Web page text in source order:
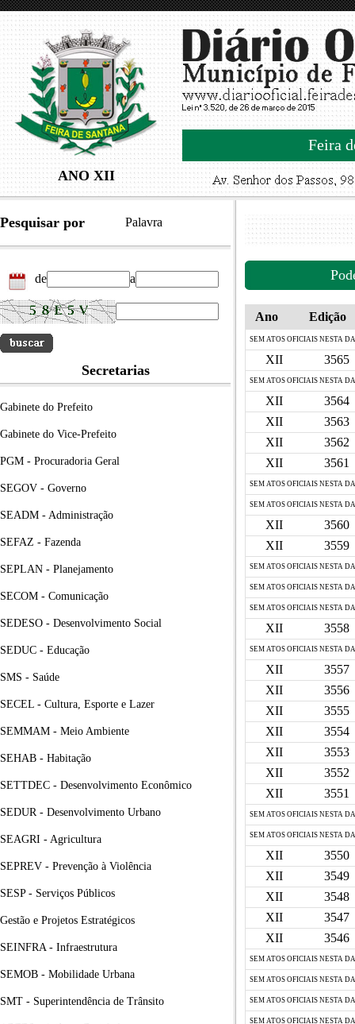
ANO XII
Feira
Pesquisar por Palavra
de a
Secretarias
Gabinete do Prefeito
Gabinete do Vice-Prefeito
PGM - Procuradoria Geral
SEGOV - Governo
SEADM - Administração
SEFAZ - Fazenda
SEPLAN - Planejamento
SECOM - Comunicação
SEDESO - Desenvolvimento Social
SEDUC - Educação
SMS - Saúde
SECEL - Cultura, Esporte e Lazer
SEMMAM - Meio Ambiente
SEHAB - Habitação
SETTDEC - Desenvolvimento Econômico
SEDUR - Desenvolvimento Urbano
SEAGRI - Agricultura
SEPREV - Prevenção à Violência
SESP - Serviços Públicos
Gestão e Projetos Estratégicos
SEINFRA - Infraestrutura
SEMOB - Mobilidade Urbana
SMT - Superintendência de Trânsito
Ano Edição
SEM ATOS OFICIAIS NESTA
XII 3565
SEM ATOS OFICIAIS NESTA
XII
3564
XII
3563
XII
3562
XII
3561
SEM ATOS OFICIAIS NESTA
SEM ATOS OFICIAIS NESTA
XII
3560
XII
3559
SEM ATOS OFICIAIS NESTA
SEM ATOS OFICIAIS NESTA
SEM ATOS OFICIAIS NESTA
XII 3558
SEM ATOS OFICIAIS NESTA
XII
3557
XII
3556
XII
3555
XII
3554
XII
3553
XII
3552
XII
3551
SEM ATOS OFICIAIS NESTA
SEM ATOS OFICIAIS NESTA
XII
3550
XII
3549
XII
3548
XII
3547
XII
3546
SEM ATOS OFICIAIS NESTA
SEM ATOS OFICIAIS NESTA
SEM ATOS OFICIAIS NESTA
SEM ATOS OFICIAIS NESTA